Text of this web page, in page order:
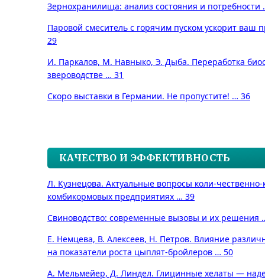
Зернохранилища: анализ состояния и потребности
Паровой смеситель с горячим пуском ускорит ваш
29
И. Паркалов, М. Навныко, Э. Дыба. Переработка
звероводстве … 31
Скоро выставки в Германии. Не пропустите! … 36
КАЧЕСТВО И ЭФФЕКТИВНОСТЬ
Л. Кузнецова. Актуальные вопросы коли-чественно-
комбикормовых предприятиях … 39
Свиноводство: современные вызовы и их решения
Е. Немцева, В. Алексеев, Н. Петров. Влияние
на показатели роста цыплят-бройлеров … 50
А. Мельмейер, Д. Линдел. Глицинные хелаты —